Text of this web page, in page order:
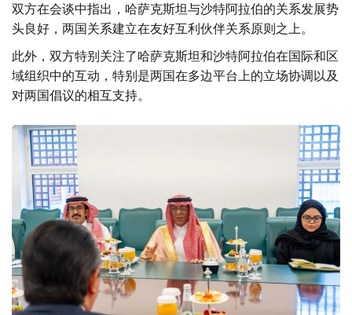
双方在会谈中指出，哈萨克斯坦与沙特阿拉伯的关系发展势
头良好，两国关系建立在友好互利伙伴关系原则之上。
此外，双方特别关注了哈萨克斯坦和沙特阿拉伯在国际和区
域组织中的互动，特别是两国在多边平台上的立场协调以及
对两国倡议的相互支持。